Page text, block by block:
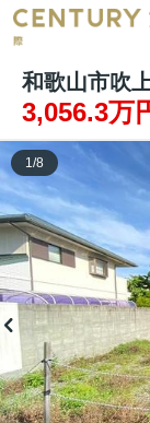
和歌山市吹
3,056.3万
1/8